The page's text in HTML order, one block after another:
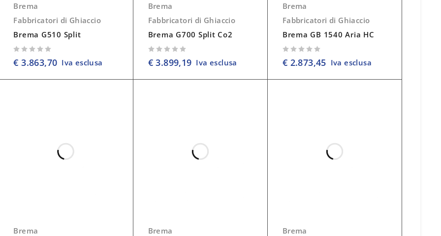
Brema
Fabbricatori di Ghiaccio
Brema G510 Split
€ 3.863,70 Iva esclusa
Brema
Fabbricatori di Ghiaccio
Brema G700 Split Co2
€3.899,19 Iva esclusa
Brema
Fabbricatori di Ghiaccio
Brema GB 1540 Aria HC
€ 2.873,45 Iva esclusa
Brema
Brema
Brema